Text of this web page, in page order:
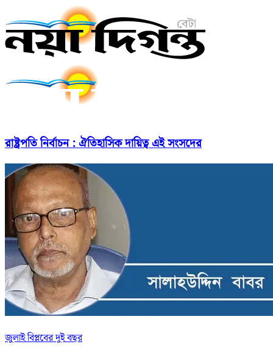
রাষ্ট্রপতি নির্বাচন : ঐতিহাসিক দায়িত্ব এই সংসদের
জুলাই বিপ্লবের দুই বছর